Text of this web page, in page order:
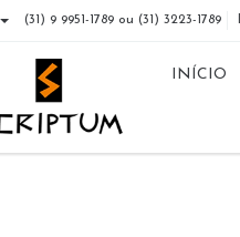
(31) 9 9951-1789 ou (31) 3223-1789
INÍCIO